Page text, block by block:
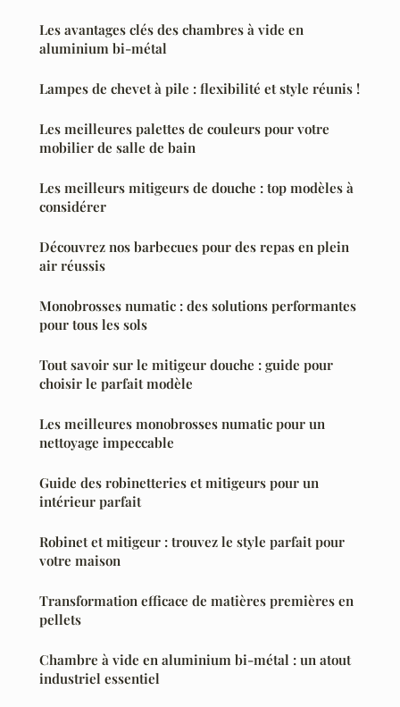
Les avantages clés des chambres à vide en
aluminium bi-métal
Lampes de chevet à pile : flexibilité et style réunis !
Les meilleures palettes de couleurs pour votre
mobilier de salle de bain
Les meilleurs mitigeurs de douche : top modèles à
considérer
Découvrez nos barbecues pour des repas en plein
air réussis
Monobrosses numatic : des solutions performantes
pour tous les sols
Tout savoir sur le mitigeur douche : guide pour
choisir le parfait modèle
Les meilleures monobrosses numatic pour un
nettoyage impeccable
Guide des robinetteries et mitigeurs pour un
intérieur parfait
Robinet et mitigeur : trouvez le style parfait pour
votre maison
Transformation efficace de matières premières en
pellets
Chambre à vide en aluminium bi-métal : un atout
industriel essentiel